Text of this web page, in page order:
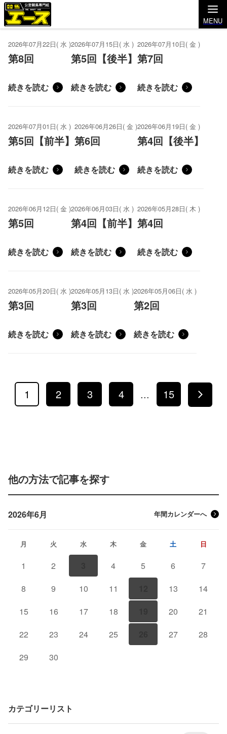
MENU
2026年07月22日( 水 )
第8回
続きを読む
2026年07月15日( 水 )
第5回【後半】
続きを読む
2026年07月10日( 金 )
第7回
続きを読む
2026年07月01日( 水 )
第5回【前半】
続きを読む
2026年06月26日( 金 )
第6回
続きを読む
2026年06月19日( 金 )
第4回【後半】
続きを読む
2026年06月12日( 金 )
第5回
続きを読む
2026年06月03日( 水 )
第4回【前半】
続きを読む
2026年05月28日( 木 )
第4回
続きを読む
2026年05月20日( 水 )
第3回
続きを読む
2026年05月13日( 水 )
第3回
続きを読む
2026年05月06日( 水 )
第2回
続きを読む
1 2 3 4 ... 15
他の方法で記事を探す
2026年6月 年間カレンダーへ
月 火 水 木 金 土 日
1 2 4 5 6
7
8
9 10 11 13
14
15
16 17 18 20
21
22
23 24 25 27
28
29
30
カテゴリーリスト